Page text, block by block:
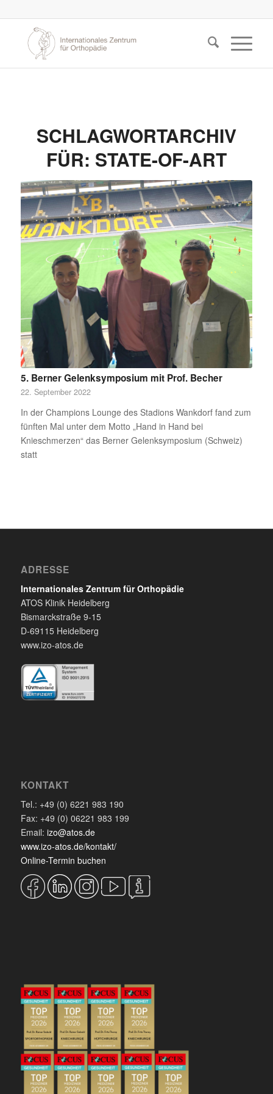
SCHLAGWORTARCHIV
FÜR: STATE-OF-ART
5. Berner Gelenksymposium mit Prof. Becher
22. September 2022
In der Champions Lounge des Stadions Wankdorf fand zum
fünften Mal unter dem Motto „Hand in Hand bei
Knieschmerzen“ das Berner Gelenksymposium (Schweiz)
statt
ADRESSE
Internationales Zentrum für Orthopädie
ATOS Klinik Heidelberg
Bismarckstraße 9-15
D-69115 Heidelberg
www.izo-atos.de
KONTAKT
Tel.: +49 (0) 6221 983 190
Fax: +49 (0) 06221 983 199
Email: izo@atos.de
www.izo-atos.de/kontakt/
Online-Termin buchen